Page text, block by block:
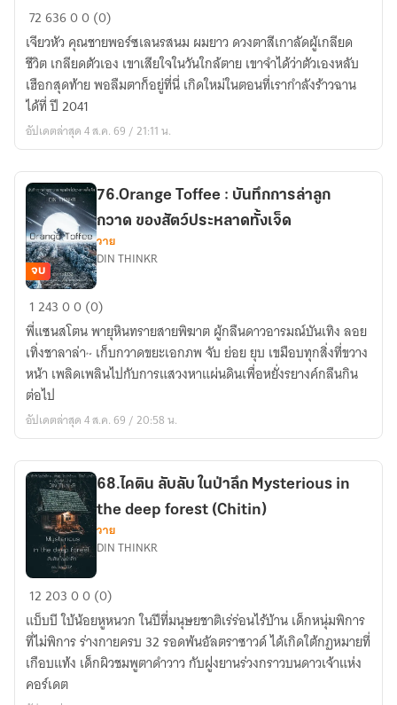
จาก
เกิด
ใหม่
ฉัน
เพาะ
เห็ด
ใส่
เจ้า
นาย
ตัว
ใหญ่
:
After
Being
Reborn
I
plant
mushrooms
the
boss.
7263600 (0)
เจียวหัว คุณชายพอร์ซเลนรสนม ผมยาว ดวงตาสีเกาลัดผู้เกลียด
ชีวิต เกลียดตัวเอง เขาเสียใจในวันใกล้ตาย เขาจำได้ว่าตัวเองหลับ
เฮือกสุดท้าย พอลืมตาก็อยู่ที่นี่ เกิดใหม่ในตอนที่เรากำลังร้าวฉาน
ได้ที่ ปี 2041
อัปเดตล่าสุด 4 ส.ค. 69 / 21:11 น.
76.Orange
Toffee
:
บันทึก
การ
ล่า
ลูก
ของ
สัตว์
ประหลาด
เจ็ด
จบ
76.Orange Toffee : บันทึกการล่าลูก
กวาด ของสัตว์ประหลาดทั้งเจ็ด
วาย
DIN THINKR
124300 (0)
พี่แซนสโตน พายุหินทรายสายพิฆาต ผู้กลืนดาวอารมณ์บันเทิง ลอย
เทิ่งชาลาล่า~ เก็บกวาดขยะเอกภพ จับ ย่อย ยุบ เขมือบทุกสิ่งที่ขวาง
หน้า เพลิดเพลินไปกับการแสวงหาแผ่นดินเพื่อหยั่งรยางค์กลืนกิน
ต่อไป
อัปเดตล่าสุด 4 ส.ค. 69 / 20:58 น.
68.ไค
ติน
ลับ
ลับ
ใน
ป่า
68.ไคติน ลับลับ ในป่าลึก Mysterious in
the deep forest (Chitin)
วาย
DIN THINKR
1220300 (0)
แบ็บบี ใบ้น้อยหูหนวก ในปีที่มนุษยชาติเร่ร่อนไร้บ้าน เด็กหนุ่มพิการ
ที่ไม่พิการ ร่างกายครบ 32 รอดพ้นอัลตราซาวด์ ได้เกิดใต้กฏหมายที่
เกือบแท้ง เด็กผิวชมพูตาดำวาว กับฝูงยานร่วงกราวบนดาวเจ้าแห่ง
คอร์เดต